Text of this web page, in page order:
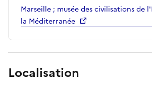
Marseille ; musée des civilisations de
la Méditerranée
Localisation